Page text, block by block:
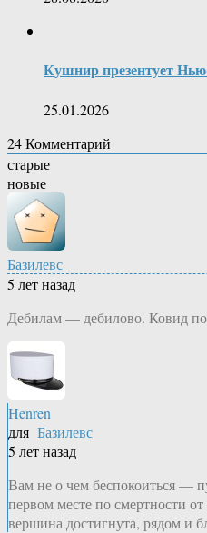
Кушнир презентует
25.01.2026
24Комментарий
старые
новые
Базилевс
5 лет назад
Дебилам — дебилово. Ковид
Henren
для Базилевс
5 лет назад
Вам не о чем беспокоиться —
первом месте по смертности
вершина достигнута, рядом и